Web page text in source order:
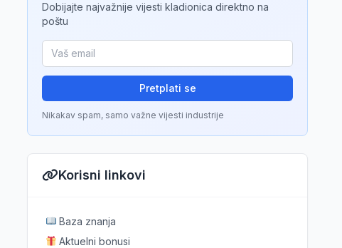
Dobijajte najvažnije vijesti kladionica direktno na
poštu
Pretplati se
Nikakav spam, samo važne vijesti industrije
Korisni linkovi
Baza znanja
Aktuelni bonusi